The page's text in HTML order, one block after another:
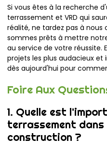
Si vous êtes à la recherche
terrassement et VRD qui
réalité, ne tardez pas à nous
sommes prêts à mettre
au service de votre réussite.
projets les plus audacieux
dès aujourd'hui pour
Foire Aux
1. Quelle est
terrassement
construction ?